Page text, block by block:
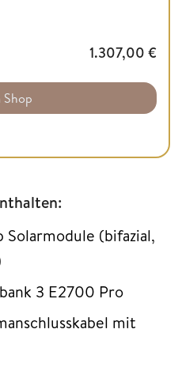
1.307,00 €
Shop
(bifazial,
3 E2700 Pro
mit